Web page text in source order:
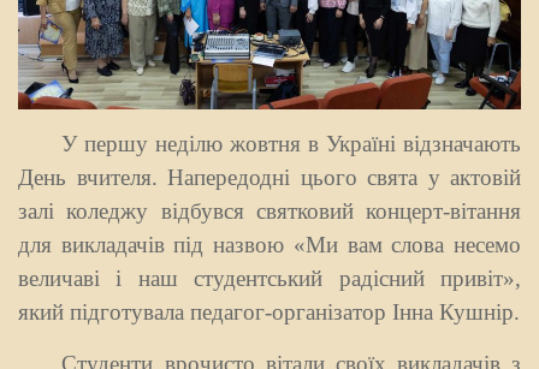
У першу неділю жовтня в Україні відзначають
День вчителя. Напередодні цього свята у актовій
залі коледжу відбувся святковий концерт-вітання
для викладачів під назвою «Ми вам слова несемо
величаві і наш студентський радісний привіт»,
який підготувала педагог-організатор Інна Кушнір.
Студенти врочисто вітали своїх викладачів з